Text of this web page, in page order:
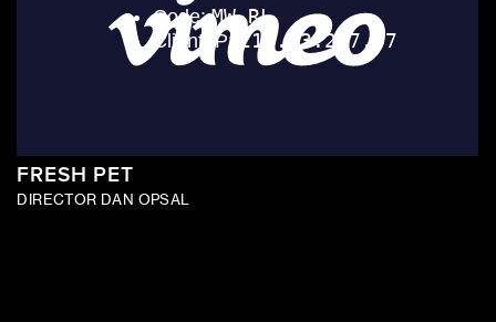
FRESH PET
DIRECTOR DAN OPSAL